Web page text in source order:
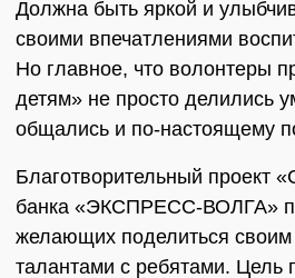
Должна быть яркой и
своими впечатлениями
Но главное, что волонтеры
детям» не просто делились
общались и по-настоящему
Благотворительный проект
банка «ЭКСПРЕСС-ВОЛГА»
желающих поделиться
талантами с ребятами. Цель